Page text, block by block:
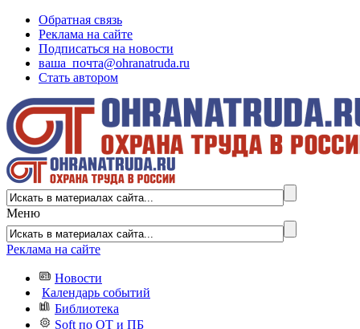
Обратная связь
Реклама на сайте
Подписаться на новости
ваша_почта@ohranatruda.ru
Стать автором
Меню
Реклама на сайте
Новости
Календарь событий
Библиотека
Soft по ОТ и ПБ